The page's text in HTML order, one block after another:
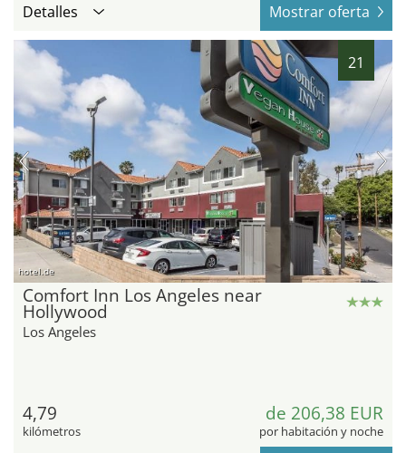
Detalles Mostrar oferta
21
hotel.de
Comfort Inn Los Angeles near
Hollywood
Los Angeles
4,79
kilómetros
de 206,38 EUR
por habitación y noche